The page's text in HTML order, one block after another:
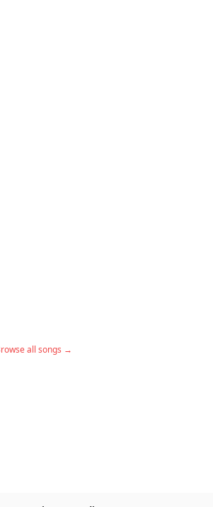
all songs →